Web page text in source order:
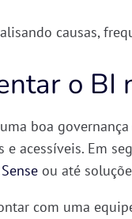
causas,
o BI
boa
e acessíveis. Em
ou até
com uma